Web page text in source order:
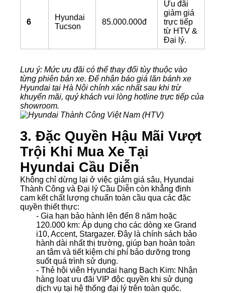
6
Hyundai
Tucson
85.000.000đ
Ưu đãi
giảm giá
trực tiếp
từ HTV &
Đại lý.
Lưu ý: Mức ưu đãi có thể thay đổi tùy thuộc vào
từng phiên bản xe. Để nhận báo giá lăn bánh xe
Hyundai tại Hà Nội chính xác nhất sau khi trừ
khuyến mãi, quý khách vui lòng hotline trực tiếp của
showroom.
3. Đặc Quyền Hậu Mãi Vượt
Trội Khi Mua Xe Tại
Hyundai Cầu Diễn
Không chỉ dừng lại ở việc giảm giá sâu, Hyundai
Thành Công và Đại lý Cầu Diễn còn khẳng định
cam kết chất lượng chuẩn toàn cầu qua các đặc
quyền thiết thực:
- Gia hạn bảo hành lên đến 8 năm hoặc
120.000 km: Áp dụng cho các dòng xe Grand
i10, Accent, Stargazer. Đây là chính sách bảo
hành dài nhất thị trường, giúp bạn hoàn toàn
an tâm và tiết kiệm chi phí bảo dưỡng trong
suốt quá trình sử dụng.
- Thẻ hội viên Hyundai hạng Bạch Kim: Nhận
hàng loạt ưu đãi VIP độc quyền khi sử dụng
dịch vụ tại hệ thống đại lý trên toàn quốc.